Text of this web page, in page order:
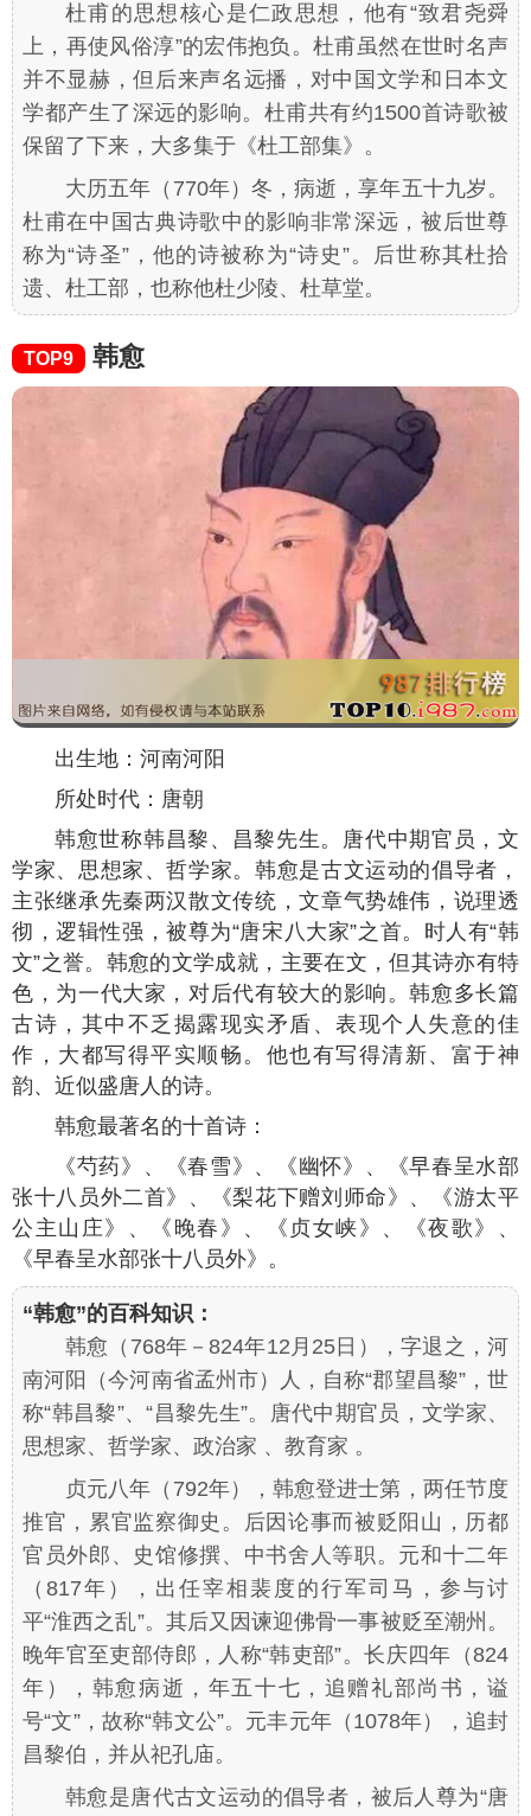
杜甫的思想核心是仁政思想，他有“致君尧舜
上，再使风俗淳”的宏伟抱负。杜甫虽然在世时名声
并不显赫，但后来声名远播，对中国文学和日本文
学都产生了深远的影响。杜甫共有约1500首诗歌被
保留了下来，大多集于《杜工部集》。
大历五年（770年）冬，病逝，享年五十九岁。
杜甫在中国古典诗歌中的影响非常深远，被后世尊
称为“诗圣”，他的诗被称为“诗史”。后世称其杜拾
遗、杜工部，也称他杜少陵、杜草堂。
TOP9 韩愈
出生地：河南河阳
所处时代：唐朝
韩愈世称韩昌黎、昌黎先生。唐代中期官员，文
学家、思想家、哲学家。韩愈是古文运动的倡导者，
主张继承先秦两汉散文传统，文章气势雄伟，说理透
彻，逻辑性强，被尊为“唐宋八大家”之首。时人有“韩
文”之誉。韩愈的文学成就，主要在文，但其诗亦有特
色，为一代大家，对后代有较大的影响。韩愈多长篇
古诗，其中不乏揭露现实矛盾、表现个人失意的佳
作，大都写得平实顺畅。他也有写得清新、富于神
韵、近似盛唐人的诗。
韩愈最著名的十首诗：
《芍药》、《春雪》、《幽怀》、《早春呈水部
张十八员外二首》、《梨花下赠刘师命》、《游太平
公主山庄》、《晚春》、《贞女峡》、《夜歌》、
《早春呈水部张十八员外》。
“韩愈”的百科知识：
韩愈（768年－824年12月25日），字退之，河
南河阳（今河南省孟州市）人，自称“郡望昌黎”，世
称“韩昌黎”、“昌黎先生”。唐代中期官员，文学家、
思想家、哲学家、政治家 、教育家 。
贞元八年（792年），韩愈登进士第，两任节度
推官，累官监察御史。后因论事而被贬阳山，历都
官员外郎、史馆修撰、中书舍人等职。元和十二年
（817年），出任宰相裴度的行军司马，参与讨
平“淮西之乱”。其后又因谏迎佛骨一事被贬至潮州。
晚年官至吏部侍郎，人称“韩吏部”。长庆四年（824
年），韩愈病逝，年五十七，追赠礼部尚书，谥
号“文”，故称“韩文公”。元丰元年（1078年），追封
昌黎伯，并从祀孔庙。
韩愈是唐代古文运动的倡导者，被后人尊为“唐